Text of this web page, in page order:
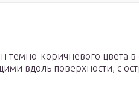
темно-коричневого цвета
вдоль поверхности, с